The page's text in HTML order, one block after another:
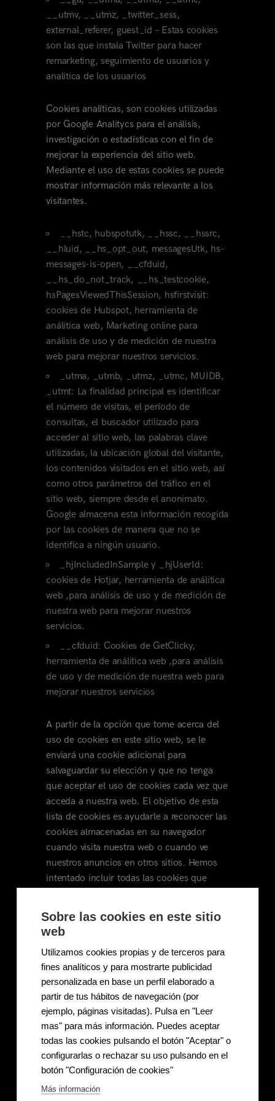
__utmv, __utmz, _twitter_sess,
external_referer, guest_id – Estas cookies
son las que instala Twitter para hacer
remarketing, seguimiento de usuarios y
analitica de los usuarios
Cookies analíticas, son cookies utilizadas
por Google Analitycs para el análisis,
investigación o estadísticas con el fin de
mejorar la experiencia del sitio web.
Mediante el uso de estas cookies se puede
mostrar información más relevante a los
visitantes.
__hstc, hubspotutk, __hssc, __hssrc,
__hluid, __hs_opt_out, messagesUtk, hs-
messages-is-open, __cfduid,
__hs_do_not_track, __hs_testcookie,
hsPagesViewedThisSession, hsfirstvisit:
cookies de Hubspot, herramienta de
análitica web, Marketing online para
análisis de uso y de medición de nuestra
web para mejorar nuestros servicios.
_utma, _utmb, _utmz, _utmc, MUIDB,
_utmt: La finalidad principal es identificar
el número de visitas, el período de
consultas, el buscador utilizado para
acceder al sitio web, las palabras clave
utilizadas, la ubicación global del visitante,
los contenidos visitados en el sitio web, así
como otros parámetros del tráfico en el
sitio web, siempre desde el anonimato.
Google almacena esta información recogida
por las cookies de manera que no se
identifica a ningún usuario.
_hjIncludedInSample y _hjUserId:
cookies de Hotjar, herramienta de análitica
web ,para análisis de uso y de medición de
nuestra web para mejorar nuestros
servicios.
__cfduid: Cookies de GetClicky,
herramienta de análitica web ,para análisis
de uso y de medición de nuestra web para
mejorar nuestros servicios
A partir de la opción que tome acerca del
uso de cookies en este sitio web, se le
enviará una cookie adicional para
salvaguardar su elección y que no tenga
que aceptar el uso de cookies cada vez que
acceda a nuestra web. El objetivo de esta
lista de cookies es ayudarle a reconocer las
cookies almacenadas en su navegador
cuando visita nuestra web o cuando ve
nuestros anuncios en otros sitios. Hemos
intentado incluir todas las cookies que
socios tecnológicos, pero tenga en cuenta
que a veces podemos retrasarnos al
actualizar la lista. Si observa alguna
discrepancia o cree que falta alguna cookie,
no dude en decírnoslo.
¿Es seguro habilitar las cookies? –
Información adicional
Sí. Tenga en cuenta que las cookies no
pueden dañar su equipo. Las cookies son
que no pueden realizar ninguna operación
Sobre las cookies en este sitio
web
Utilizamos cookies propias y de terceros para
fines analíticos y para mostrarte publicidad
personalizada en base un perfil elaborado a
partir de tus hábitos de navegación (por
ejemplo, páginas visitadas). Pulsa en "Leer
mas" para más información. Puedes aceptar
todas las cookies pulsando el botón "Aceptar" o
configurarlas o rechazar su uso pulsando en el
botón "Configuración de cookies"
Más información